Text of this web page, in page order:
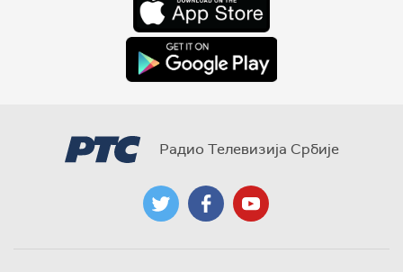
Радио Телевизија Србије